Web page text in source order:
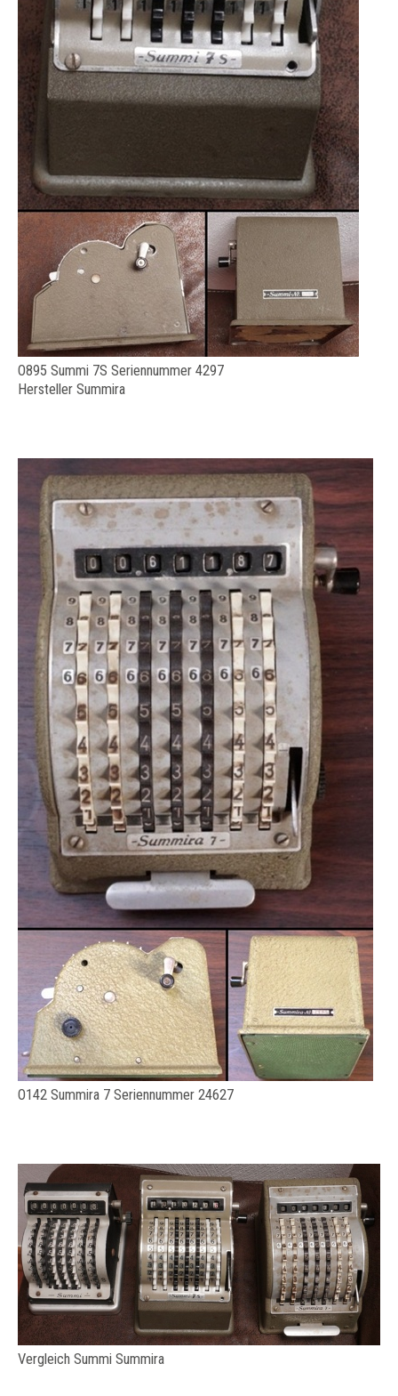
O895 Summi 7S Seriennummer 4297
Hersteller Summira
O142 Summira 7 Seriennummer 24627
Vergleich Summi Summira